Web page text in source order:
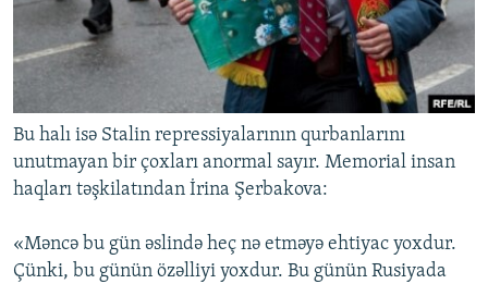
Bu halı isə Stalin repressiyalarının qurbanlarını
unutmayan bir çoxları anormal sayır. Memorial insan
haqları təşkilatından İrina Şerbakova:
«Məncə bu gün əslində heç nə etməyə ehtiyac yoxdur.
Çünki, bu günün özəlliyi yoxdur. Bu günün Rusiyada